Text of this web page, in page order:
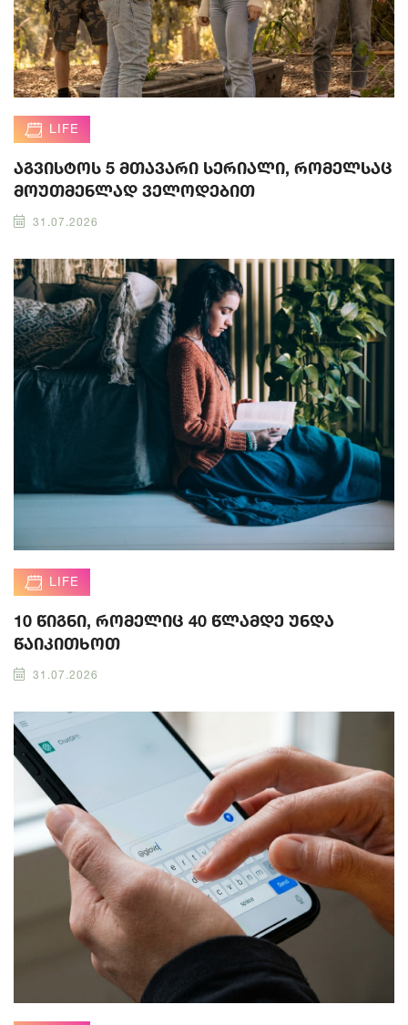
LIFE
აგვისტოს 5 მთავარი სერიალი, რომელსაც
მოუთმენლად ველოდებით
31.07.2026
LIFE
10 წიგნი, რომელიც 40 წლამდე უნდა
წაიკითხოთ
31.07.2026